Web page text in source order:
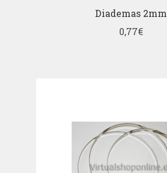
Diademas 2mm
0,77€